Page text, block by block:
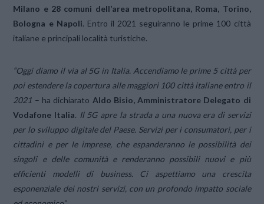
Milano e 28 comuni dell’area metropolitana, Roma, Torino,
Bologna e Napoli. Entro il 2021 seguiranno le prime 100 città
italiane e principali località turistiche.
“Oggi diamo il via al 5G in Italia. Accendiamo le prime 5 città per
poi estendere la copertura alle maggiori 100 città italiane entro il
2021 – ha dichiarato Aldo Bisio, Amministratore Delegato di
Vodafone Italia. Il 5G apre la strada a una nuova era di servizi
per lo sviluppo digitale del Paese. Servizi per i consumatori, per i
cittadini e per le imprese, che espanderanno le possibilità dei
singoli e delle comunità e renderanno possibili nuovi e più
efficienti modelli di business. Ci aspettiamo una crescita
esponenziale dei nostri servizi, con un profondo impatto sociale